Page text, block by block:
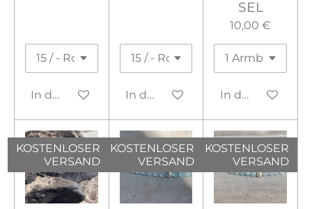
In den WarenkorbIn den Warenkorb
SEL
10,00 €
In den
KOSTENLOSER
VERSAND
KOSTENLOSER
VERSAND
KOSTENLOSER
VERSAND